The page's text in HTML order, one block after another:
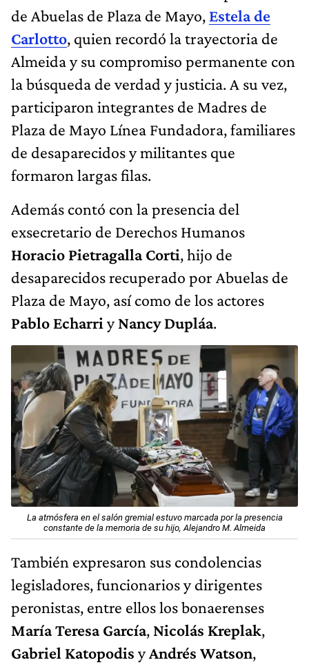
de Abuelas de Plaza de Mayo, Estela de
Carlotto, quien recordó la trayectoria de
Almeida y su compromiso permanente con
la búsqueda de verdad y justicia. A su vez,
participaron integrantes de Madres de
Plaza de Mayo Línea Fundadora, familiares
de desaparecidos y militantes que
formaron largas filas.
Además contó con la presencia del
exsecretario de Derechos Humanos
Horacio Pietragalla Corti, hijo de
desaparecidos recuperado por Abuelas de
Plaza de Mayo, así como de los actores
Pablo Echarri yNancy Dupláa.
La atmósfera en el salón gremial estuvo marcada por la presencia
constante de la memoria de su hijo, Alejandro M. Almeida
También expresaron sus condolencias
legisladores, funcionarios y dirigentes
peronistas, entre ellos los bonaerenses
María Teresa García, Nicolás Kreplak,
Gabriel Katopodis yAndrés Watson,